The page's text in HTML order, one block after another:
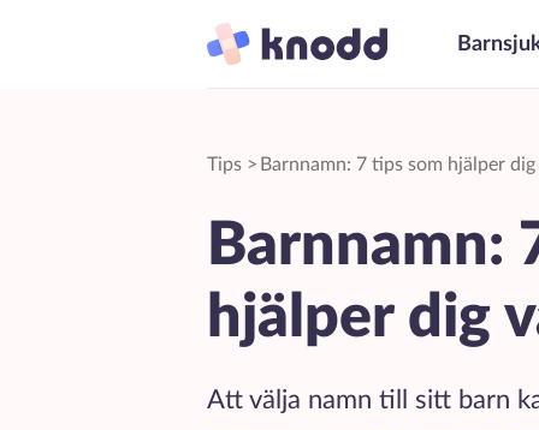
Tips > Barnnamn: 7 tips som hjälper
Barnnamn:
hjälper dig
Att välja namn till sitt barn